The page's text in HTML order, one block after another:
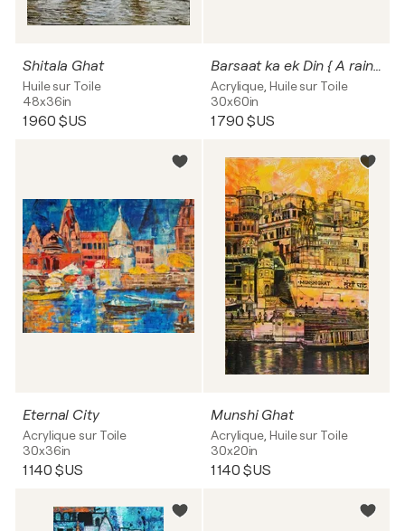
Shitala Ghat
Huile sur Toile
48x36in
1 960 $US
Barsaat ka ek Din { A rainy Day]
Acrylique, Huile sur Toile
30x60in
1 790 $US
Eternal City
Acrylique sur Toile
30x36in
1 140 $US
Munshi Ghat
Acrylique, Huile sur Toile
30x20in
1 140 $US